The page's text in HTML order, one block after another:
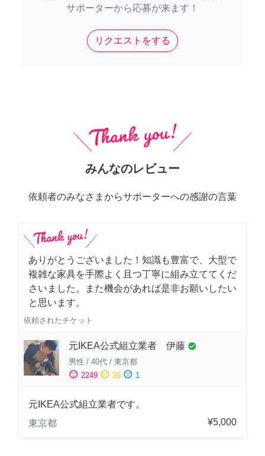
サポーターから応募が来ます！
リクエストをする
みんなのレビュー
依頼者のみなさまからサポーターへの感謝の言葉
ありがとうございました！知識も豊富で、大型で
複雑な家具を手際よく且つ丁寧に組み立ててくだ
さいました。また機会があれば是非お願いしたい
と思います。
依頼されたチケット
元IKEA公式組立業者 伊藤 check_circle
男性 / 40代 / 東京都
sentiment_satisfied 2249 sentiment_neutral 26 sentiment_dissatisfied 1
元IKEA公式組立業者です。
東京都
¥5,000